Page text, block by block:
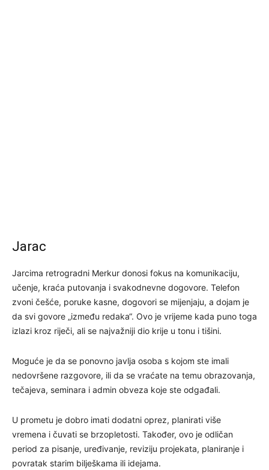
Jarac
Jarcima retrogradni Merkur donosi fokus na komunikaciju,
učenje, kraća putovanja i svakodnevne dogovore. Telefon
zvoni češće, poruke kasne, dogovori se mijenjaju, a dojam je
da svi govore „između redaka“. Ovo je vrijeme kada puno toga
izlazi kroz riječi, ali se najvažniji dio krije u tonu i tišini.
Moguće je da se ponovno javlja osoba s kojom ste imali
nedovršene razgovore, ili da se vraćate na temu obrazovanja,
tečajeva, seminara i admin obveza koje ste odgađali.
U prometu je dobro imati dodatni oprez, planirati više
vremena i čuvati se brzopletosti. Također, ovo je odličan
period za pisanje, uređivanje, reviziju projekata, planiranje i
povratak starim bilješkama ili idejama.